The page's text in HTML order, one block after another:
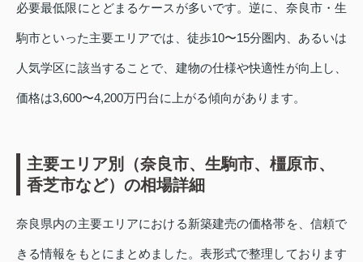
必要最低限にとどまるケースが多いです。逆に、奈良市・生
駒市といった主要エリアでは、徒歩10〜15分圏内、あるいは
人気学区に該当することで、建物の仕様や快適性が向上し、
価格は3,600〜4,200万円台に上がる傾向があります。
主要エリア別（奈良市、生駒市、橿原市、
香芝市など）の相場詳細
奈良県内の主要エリアにおける新築建売の価格帯を、信頼で
きる情報をもとにまとめました。表形式で整理しております